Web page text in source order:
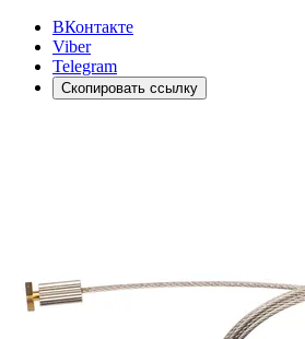
ВКонтакте
Viber
Telegram
Скопировать ссылку